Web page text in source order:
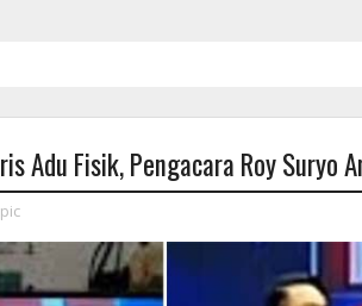
Adu Fisik, Pengacara Roy Suryo